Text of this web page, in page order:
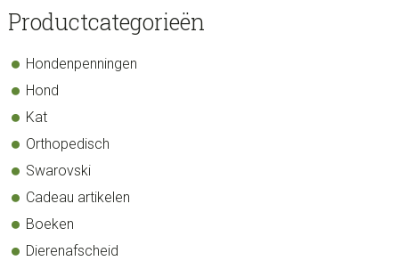
sidebar
Store
Productcategorieën
Hondenpenningen
Hond
Kat
Orthopedisch
Swarovski
Cadeau artikelen
Boeken
Dierenafscheid